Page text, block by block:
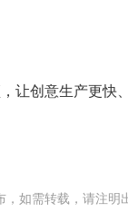
让创意生产更快
，如需转载，请注明